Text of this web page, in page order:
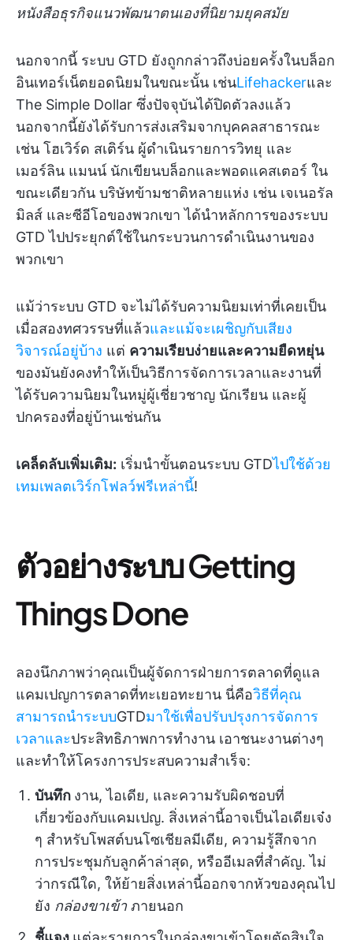
หนังสือธุรกิจแนวพัฒนาตนเองที่นิยามยุคสมัย
นอกจากนี้ ระบบ GTD ยังถูกกล่าวถึงบ่อยครั้งในบล็อก
อินเทอร์เน็ตยอดนิยมในขณะนั้น เช่นLifehackerและ
The Simple Dollar ซึ่งปัจจุบันได้ปิดตัวลงแล้ว
นอกจากนี้ยังได้รับการส่งเสริมจากบุคคลสาธารณะ
เช่น โฮเวิร์ด สเติร์น ผู้ดำเนินรายการวิทยุ และ
เมอร์ลิน แมนน์ นักเขียนบล็อกและพอดแคสเตอร์ ใน
ขณะเดียวกัน บริษัทข้ามชาติหลายแห่ง เช่น เจเนอรัล
มิลส์ และซีอีโอของพวกเขา ได้นำหลักการของระบบ
GTD ไปประยุกต์ใช้ในกระบวนการดำเนินงานของ
พวกเขา
แม้ว่าระบบ GTD จะไม่ได้รับความนิยมเท่าที่เคยเป็น
เมื่อสองทศวรรษที่แล้วและแม้จะเผชิญกับเสียง
วิจารณ์อยู่บ้าง แต่ ความเรียบง่ายและความยืดหยุ่น
ของมันยังคงทำให้เป็นวิธีการจัดการเวลาและงานที่
ได้รับความนิยมในหมู่ผู้เชี่ยวชาญ นักเรียน และผู้
ปกครองที่อยู่บ้านเช่นกัน
เคล็ดลับเพิ่มเติม: เริ่มนำขั้นตอนระบบ GTDไปใช้ด้วย
เทมเพลตเวิร์กโฟลว์ฟรีเหล่านี้!
ตัวอย่างระบบ Getting
Things Done
ลองนึกภาพว่าคุณเป็นผู้จัดการฝ่ายการตลาดที่ดูแล
แคมเปญการตลาดที่ทะเยอทะยาน นี่คือวิธีที่คุณ
สามารถนำระบบGTDมาใช้เพื่อปรับปรุงการจัดการ
เวลาและประสิทธิภาพการทำงาน เอาชนะงานต่างๆ
และทำให้โครงการประสบความสำเร็จ:
บันทึก งาน, ไอเดีย, และความรับผิดชอบที่
เกี่ยวข้องกับแคมเปญ. สิ่งเหล่านี้อาจเป็นไอเดียเจ๋ง
ๆ สำหรับโพสต์บนโซเชียลมีเดีย, ความรู้สึกจาก
การประชุมกับลูกค้าล่าสุด, หรืออีเมลที่สำคัญ. ไม่
ว่ากรณีใด, ให้ย้ายสิ่งเหล่านี้ออกจากหัวของคุณไป
ยัง กล่องขาเข้าภายนอก